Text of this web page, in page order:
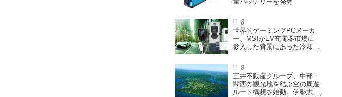
世界的ゲーミングPCメーカ
ー、MSIがEV充電器市場に
参入した背景にあった冷却技
回】
三井不動産グループ、中部・
関西の観光地を結ぶ空の周遊
ルート構想を始動。伊勢志摩